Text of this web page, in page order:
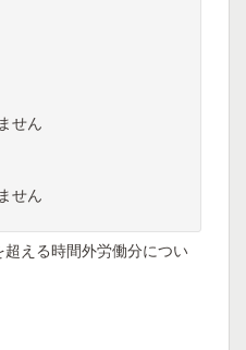
せん
せん
える時間外労働分につい